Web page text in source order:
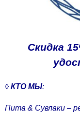
Скидка
◊ КТО МЫ:
Пита & Сувлаки –